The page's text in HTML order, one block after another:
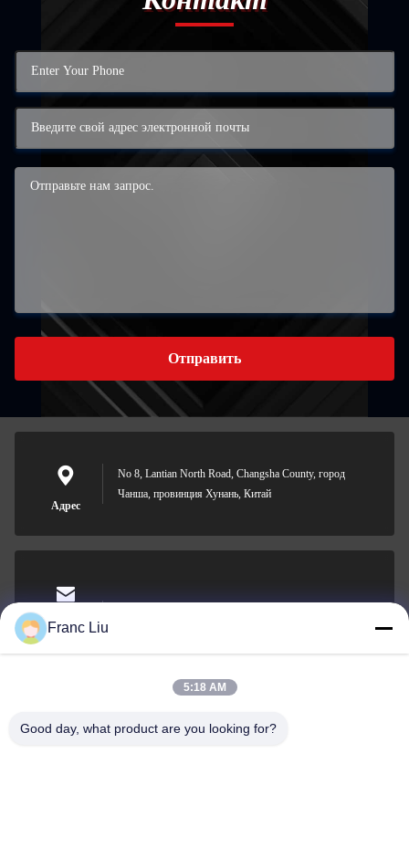
Отправить
Адрес
No 8, Lantian North Road, Changsha County, город
Чанша, провинция Хунань, Китай
Электронная
0086-15367845621
Franc Liu
5:18 AM
Good day, what product are you looking for?